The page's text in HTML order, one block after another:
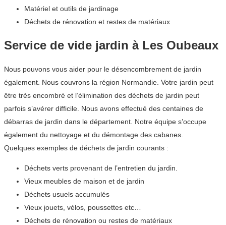
Matériel et outils de jardinage
Déchets de rénovation et restes de matériaux
Service de vide jardin à Les Oubeaux
Nous pouvons vous aider pour le désencombrement de jardin
également. Nous couvrons la région Normandie. Votre jardin peut
être très encombré et l’élimination des déchets de jardin peut
parfois s’avérer difficile. Nous avons effectué des centaines de
débarras de jardin dans le département. Notre équipe s’occupe
également du nettoyage et du démontage des cabanes.
Quelques exemples de déchets de jardin courants :
Déchets verts provenant de l’entretien du jardin.
Vieux meubles de maison et de jardin
Déchets usuels accumulés
Vieux jouets, vélos, poussettes etc…
Déchets de rénovation ou restes de matériaux